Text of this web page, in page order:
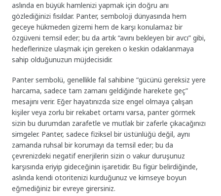
aslında en büyük hamlenizi yapmak için doğru anı
gözlediğinizi fısıldar. Panter, semboloji dünyasında hem
geceye hükmeden gizemi hem de karşı konulamaz bir
özgüveni temsil eder; bu da artık “avını bekleyen bir avcı” gibi,
hedeflerinize ulaşmak için gereken o keskin odaklanmaya
sahip olduğunuzun müjdecisidir.
Panter sembolü, genellikle fal sahibine “gücünü gereksiz yere
harcama, sadece tam zamanı geldiğinde harekete geç”
mesajını verir. Eğer hayatınızda size engel olmaya çalışan
kişiler veya zorlu bir rekabet ortamı varsa, panter görmek
sizin bu durumdan zarafetle ve mutlak bir zaferle çıkacağınızı
simgeler. Panter, sadece fiziksel bir üstünlüğü değil, aynı
zamanda ruhsal bir korumayı da temsil eder; bu da
çevrenizdeki negatif enerjilerin sizin o vakur duruşunuz
karşısında eriyip gideceğinin işaretidir. Bu figür belirdiğinde,
aslında kendi otoritenizi kurduğunuz ve kimseye boyun
eğmediğiniz bir evreye girersiniz.